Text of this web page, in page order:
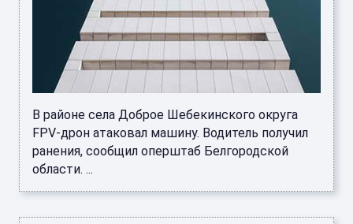
В районе села Доброе Шебекинского округа
FPV-дрон атаковал машину. Водитель получил
ранения, сообщил оперштаб Белгородской
области. ...